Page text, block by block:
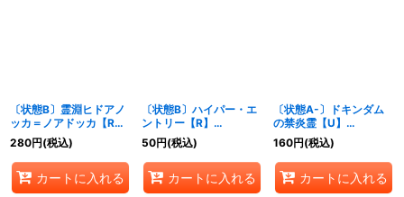
〔状態B〕霊淵ヒドアノ
ッカ＝ノアドッカ【R】
{24RP2秘14/秘21}
《闇》
280円(税込)
カートに入れる
〔状態B〕ハイパー・エ
ントリー【R】
{24RP213/75}《光》
50円(税込)
カートに入れる
〔状態A-〕ドキンダム
の禁炎霊【U】
{24RP2T11/T12}《多》
160円(税込)
カートに入れる